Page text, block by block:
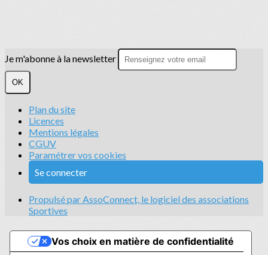
Je m'abonne à la newsletter
OK
Plan du site
Licences
Mentions légales
CGUV
Paramétrer vos cookies
Se connecter
Propulsé par AssoConnect, le logiciel des associations
Sportives
Vos choix en matière de confidentialité